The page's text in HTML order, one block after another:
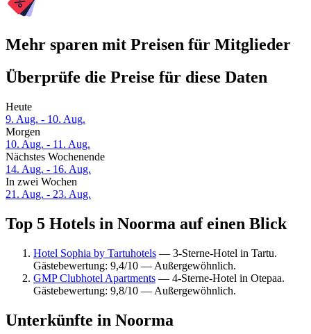
Mehr sparen mit Preisen für Mitglieder
Überprüfe die Preise für diese Daten
Heute
9. Aug. - 10. Aug.
Morgen
10. Aug. - 11. Aug.
Nächstes Wochenende
14. Aug. - 16. Aug.
In zwei Wochen
21. Aug. - 23. Aug.
Top 5 Hotels in Noorma auf einen Blick
Hotel Sophia by Tartuhotels — 3-Sterne-Hotel in Tartu.
Gästebewertung: 9,4/10 — Außergewöhnlich.
GMP Clubhotel Apartments — 4-Sterne-Hotel in Otepaa.
Gästebewertung: 9,8/10 — Außergewöhnlich.
Unterkünfte in Noorma